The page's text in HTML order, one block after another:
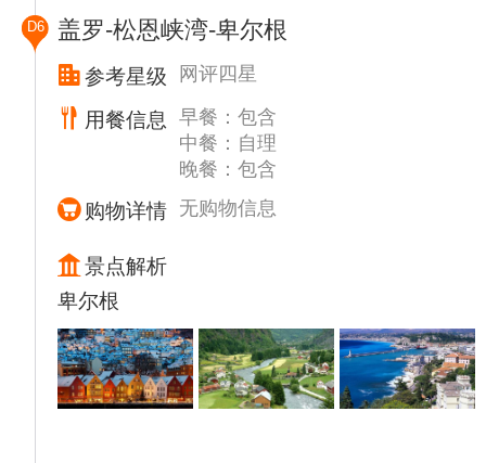
的地方，国王还在此召开国务会议，举办国
宴，招待其他国家的领导人。
【卡尔约翰大街】,漫步卡尔约翰大街，作为
挪威最具规模的商业步行街，街两侧挤满了百
年以上的建筑，它们风格各异，造型别致，一
座挨着一座，犹如建筑博览会。
【奥斯陆市政厅】外观、【奥斯陆歌剧院】外
观。
钟）,是世界上最大的雕塑主题公园，公园有
192 座雕塑，总计有 650个人物雕像，奥斯陆
也被称为“雕刻之城”。从呱呱坠地的婴儿到天
真烂漫、情窦初开的少年，到枯索无味的中
年，再到熬度暮年的老人。在这里，你也仿佛
看到自己的人生缩影。
D6 盖罗-松恩峡湾-卑尔根
参考星级 网评四星
用餐信息
早餐：包含
中餐：自理
晚餐：包含
购物详情 无购物信息
景点解析
卑尔根